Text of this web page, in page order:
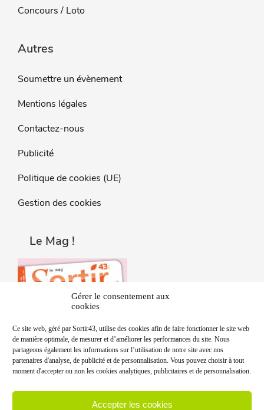
Gérer le consentement aux
cookies
Ce site web, géré par Sortir43, utilise des cookies afin de faire fonctionner le site web
de manière optimale, de mesurer et d’améliorer les performances du site. Nous
partageons également les informations sur l’utilisation de notre site avec nos
partenaires d'analyse, de publicité et de personnalisation. Vous pouvez choisir à tout
moment d'accepter ou non les cookies analytiques, publicitaires et de personnalisation.
Accepter les cookies
Concours / Loto
Autres
Soumettre un évènement
Mentions légales
Contactez-nous
Publicité
Politique de cookies (UE)
Gestion des cookies
Le Mag !